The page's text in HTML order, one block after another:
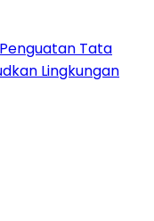
Tata
Lingkungan